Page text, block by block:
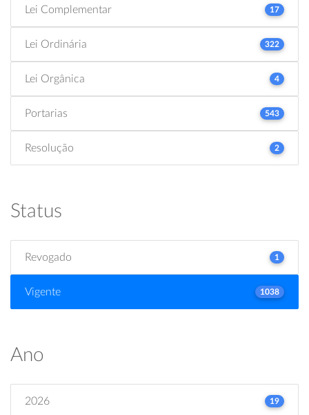
Lei Complementar 17
Lei Ordinária 322
Lei Orgânica 4
Portarias 543
Resolução 2
Status
Revogado 1
Vigente 1038
Ano
2026 19